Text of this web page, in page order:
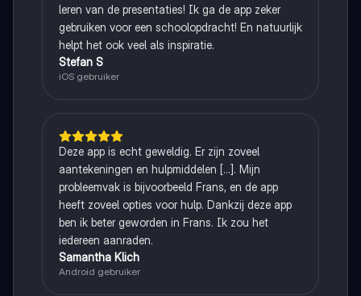
leren van de presentaties! Ik ga de app zeker
gebruiken voor een schoolopdracht! En natuurlijk
helpt het ook veel als inspiratie.
Stefan S
iOS gebruiker
Deze app is echt geweldig. Er zijn zoveel
aantekeningen en hulpmiddelen [...]. Mijn
probleemvak is bijvoorbeeld Frans, en de app
heeft zoveel opties voor hulp. Dankzij deze app
ben ik beter geworden in Frans. Ik zou het
iedereen aanraden.
Samantha Klich
Android gebruiker